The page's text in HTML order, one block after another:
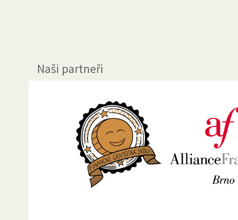
Naši partneři